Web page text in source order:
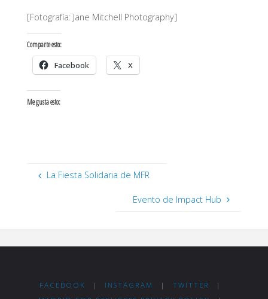
[Fotografía: Jane Mitchell Photography]
Comparte esto:
Facebook X
Me gusta esto:
La Fiesta Solidaria de MFR
Evento de Impact Hub
FACEBOOK | INSTAGRAM | TWITTER
|